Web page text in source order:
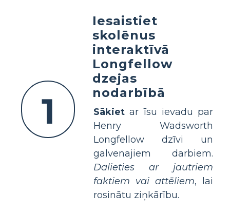
1
Iesaistiet
skolēnus
interaktīvā
Longfellow
dzejas
nodarbībā
Sākiet ar īsu ievadu par
Henry Wadsworth
Longfellow dzīvi un
galvenajiem darbiem.
Dalieties ar jautriem
faktiem vai attēliem, lai
rosinātu ziņkārību.